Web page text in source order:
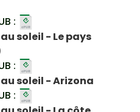
:
soleil - Le pays
:
soleil - Arizona
: